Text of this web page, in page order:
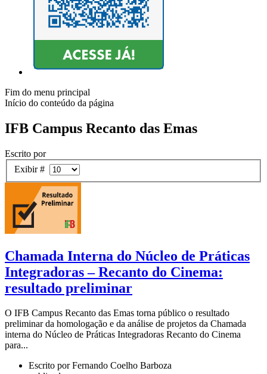
Fim do menu principal
Início do conteúdo da página
IFB Campus Recanto das Emas
Escrito por
Exibir #
Chamada Interna do Núcleo de Práticas
Integradoras – Recanto do Cinema:
resultado preliminar
O IFB Campus Recanto das Emas torna público o resultado
preliminar da homologação e da análise de projetos da Chamada
interna do Núcleo de Práticas Integradoras Recanto do Cinema
para...
Escrito por Fernando Coelho Barboza